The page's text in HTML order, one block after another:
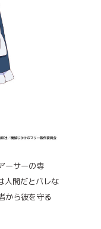
ーサーの専
人間だとバレな
から彼を守る